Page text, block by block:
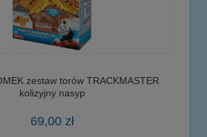
zestaw torów TRACKMASTER
kolizyjny nasyp
69,00 zł